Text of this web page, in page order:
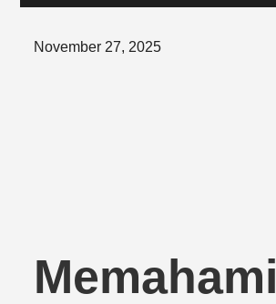
Posted
November 27, 2025
Memahami